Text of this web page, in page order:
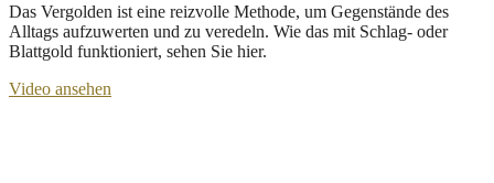
Das Vergolden ist eine reizvolle Methode, um Gegenstände des
Alltags aufzuwerten und zu veredeln. Wie das mit Schlag- oder
Blattgold funktioniert, sehen Sie hier.
Video ansehen